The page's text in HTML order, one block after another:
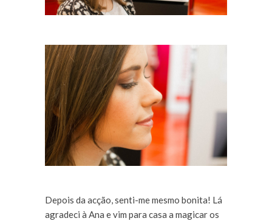
Depois da acção, senti-me mesmo bonita! Lá
agradeci à Ana e vim para casa a magicar os